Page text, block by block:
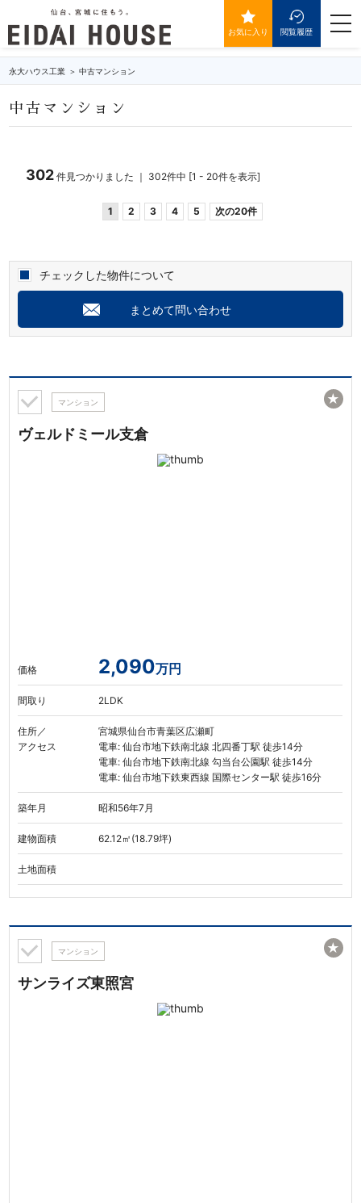
お気に入り 閲覧履歴
永大ハウス工業 中古マンション
中古マンション
302 件見つかりました ｜ 302件中 [1 - 20件を表示]
1 2 3 4 5 次の20件
チェックした物件について
まとめて問い合わせ
マンション
ヴェルドミール支倉
価格 2,090万円
間取り 2LDK
住所／
アクセス
宮城県仙台市青葉区広瀬町
電車: 仙台市地下鉄南北線 北四番丁駅 徒歩14分
電車: 仙台市地下鉄南北線 勾当台公園駅 徒歩14分
電車: 仙台市地下鉄東西線 国際センター駅 徒歩16分
築年月 昭和56年7月
建物面積 62.12㎡(18.79坪)
土地面積
★
マンション
サンライズ東照宮
★